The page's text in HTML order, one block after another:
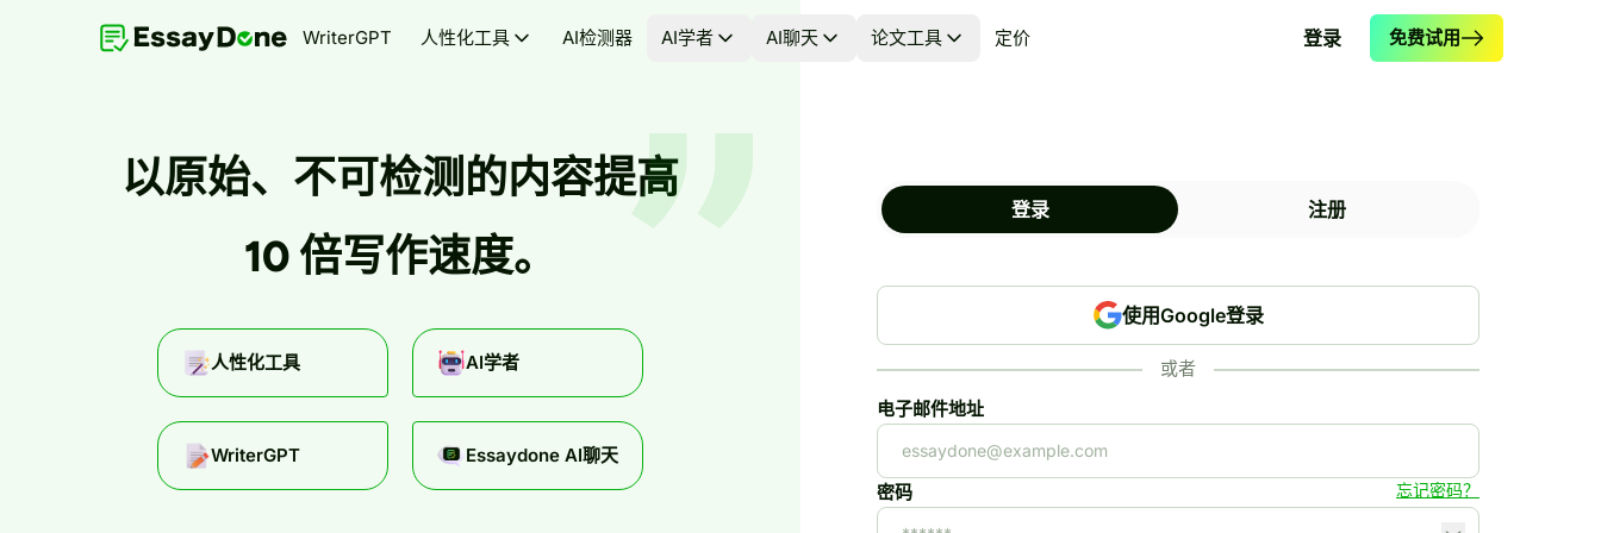
WriterGPT 人性化工具 AI检测器 AI学者 AI聊天 论文工具 定价 登录 免费试用
以原始、不可检测的内容提高
10 倍写作速度。
人性化工具 AI学者
WriterGPT Essaydone AI聊天
登录 注册
使用Google登录
或者
电子邮件地址
密码 忘记密码？